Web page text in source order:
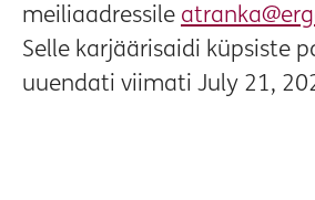
meiliaadressile
Selle karjäärisaidi küpsiste
uuendati viimati July 21,